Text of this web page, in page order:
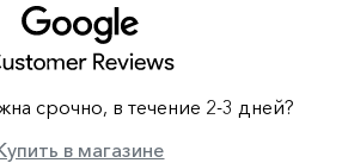
срочно, в течение 2-3 дней?
в магазине